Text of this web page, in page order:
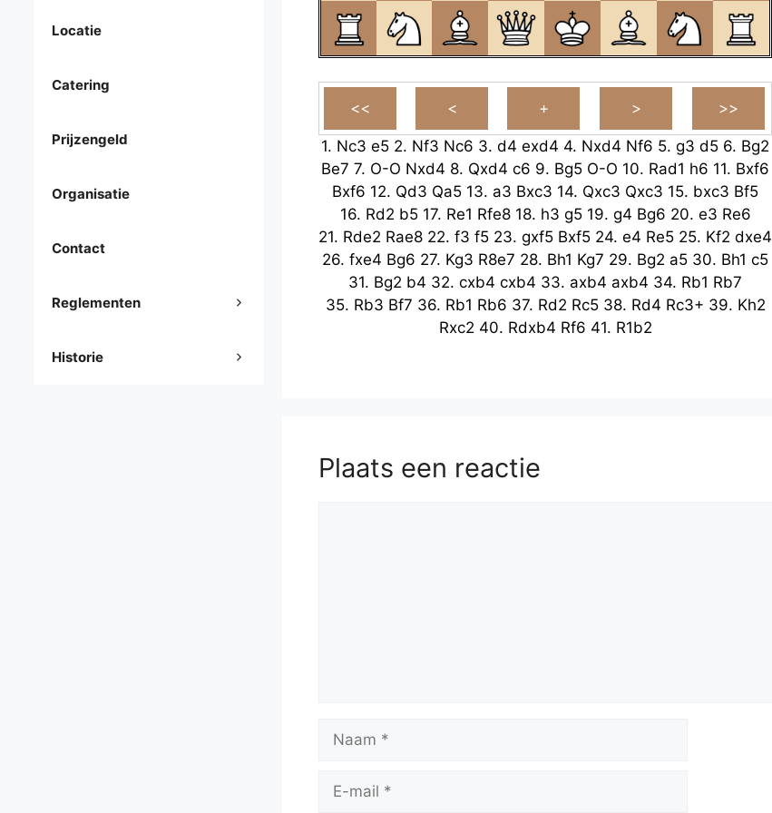
1. Nc3 e5 2. Nf3 Nc6 3. d4 exd4 4. Nxd4 Nf6 5. g3 d5 6. Bg2
Be7 7. O-O Nxd4 8. Qxd4 c6 9. Bg5 O-O 10. Rad1 h6 11. Bxf6
Bxf6 12. Qd3 Qa5 13. a3 Bxc3 14. Qxc3 Qxc3 15. bxc3 Bf5
16. Rd2 b5 17. Re1 Rfe8 18. h3 g5 19. g4 Bg6 20. e3 Re6
21. Rde2 Rae8 22. f3 f5 23. gxf5 Bxf5 24. e4 Re5 25. Kf2 dxe4
26. fxe4 Bg6 27. Kg3 R8e7 28. Bh1 Kg7 29. Bg2 a5 30. Bh1 c5
31. Bg2 b4 32. cxb4 cxb4 33. axb4 axb4 34. Rb1 Rb7
35. Rb3 Bf7 36. Rb1 Rb6 37. Rd2 Rc5 38. Rd4 Rc3+ 39. Kh2
Rxc2 40. Rdxb4 Rf6 41. R1b2
Plaats een reactie
mail
Locatie
Catering
Prijzengeld
Organisatie
Contact
Reglementen
Historie